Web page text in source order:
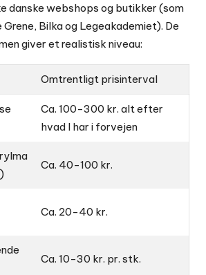
danske webshops og butikker (som
Grene, Bilka og Legeakademiet). De
giver et realistisk niveau:
Omtrentligt prisinterval
Ca. 100-300 kr. alt efter
hvad I har i forvejen
Ca. 40-100 kr.
Ca. 20-40 kr.
Ca. 10-30 kr. pr. stk.